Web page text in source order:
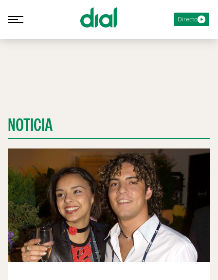
Directo
NOTICIA